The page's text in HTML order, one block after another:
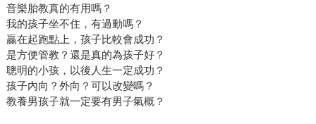
音樂胎教真的有用嗎？
我的孩子坐不住，有過動嗎？
贏在起跑點上，孩子比較會成功？
是方便管教？還是真的為孩子好？
聰明的小孩，以後人生一定成功？
孩子內向？外向？可以改變嗎？
教養男孩子就一定要有男子氣概？